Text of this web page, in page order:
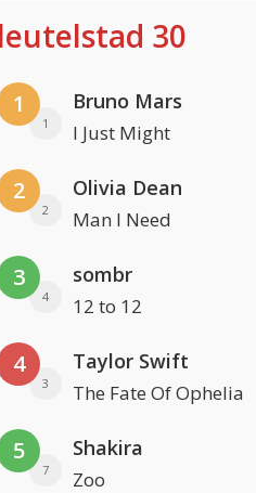
30
1
1
Bruno Mars
I Just Might
2
2
Olivia Dean
Man I Need
3
4
sombr
12 to 12
4
3
Taylor Swift
The Fate Of Ophelia
5
7
Shakira
Zoo